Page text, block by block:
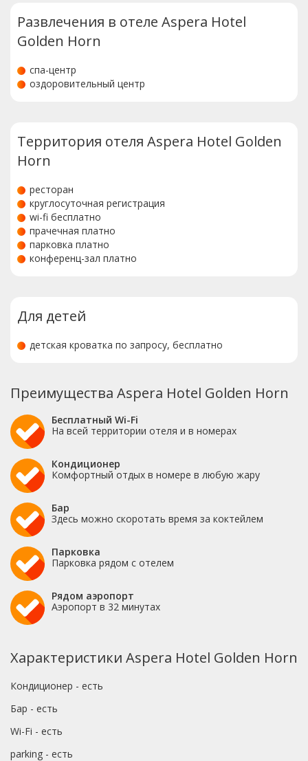
Развлечения в отеле Aspera Hotel
Golden Horn
спа-центр
оздоровительный центр
Территория отеля Aspera Hotel Golden
Horn
ресторан
круглосуточная регистрация
wi-fi бесплатно
прачечная платно
парковка платно
конференц-зал платно
Для детей
детская кроватка по запросу, бесплатно
Преимущества Aspera Hotel Golden Horn
Бесплатный Wi-Fi
На всей территории отеля и в номерах
Кондиционер
Комфортный отдых в номере в любую жару
Бар
Здесь можно скоротать время за коктейлем
Парковка
Парковка рядом с отелем
Рядом аэропорт
Аэропорт в 32 минутах
Характеристики Aspera Hotel Golden Horn
Кондиционер - есть
Бар - есть
Wi-Fi - есть
parking - есть